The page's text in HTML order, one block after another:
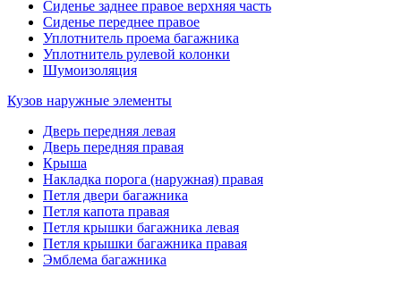
Сиденье заднее правое верхняя часть
Сиденье переднее правое
Уплотнитель проема багажника
Уплотнитель рулевой колонки
Шумоизоляция
Кузов наружные элементы
Дверь передняя левая
Дверь передняя правая
Крыша
Накладка порога (наружная) правая
Петля двери багажника
Петля капота правая
Петля крышки багажника левая
Петля крышки багажника правая
Эмблема багажника